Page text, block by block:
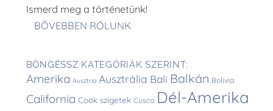
Ismerd meg a történetünk!
BŐVEBBEN RÓLUNK
BÖNGÉSSZ KATEGÓRIÁK SZERINT:
Amerika Ausztria Ausztrália Bali Balkán Bolívia
California Cook szigetek Cusco Dél-Amerika